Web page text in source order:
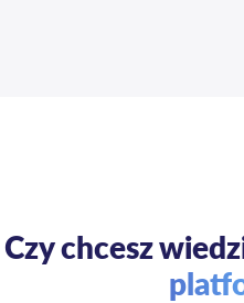
Czy chcesz